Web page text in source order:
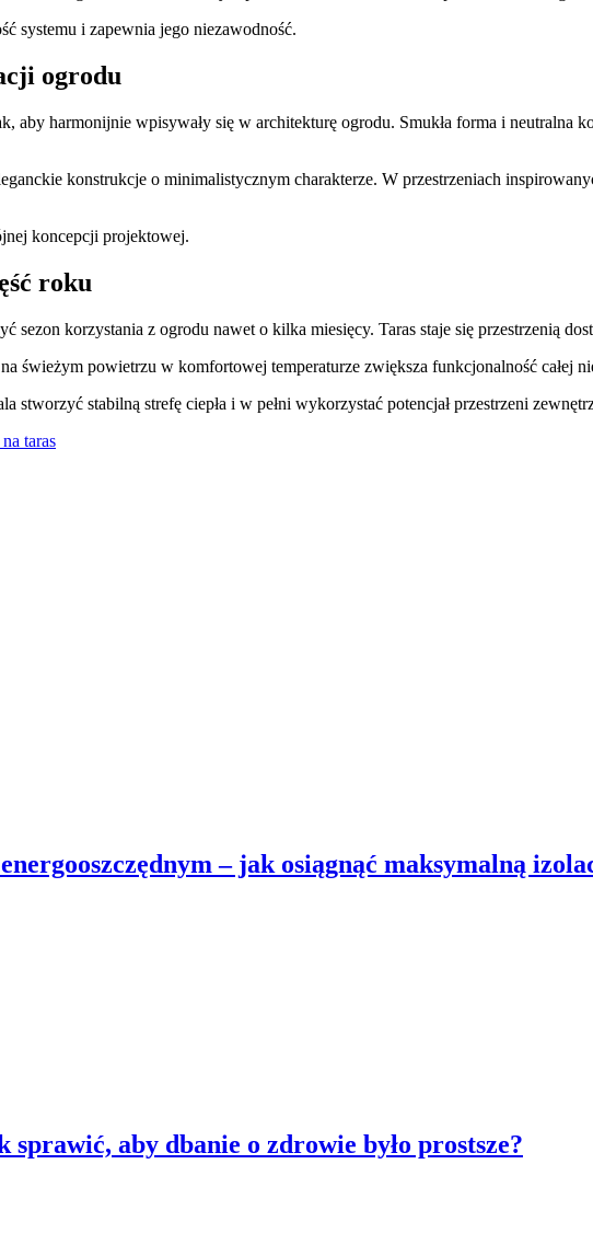
systemu i zapewnia jego niezawodność.
ogrodu
aby harmonijnie wpisywały się w architekturę ogrodu. Smukła forma i neutralna
konstrukcje o minimalistycznym charakterze. W przestrzeniach
koncepcji projektowej.
roku
sezon korzystania z ogrodu nawet o kilka miesięcy. Taras staje się przestrzenią
świeżym powietrzu w komfortowej temperaturze zwiększa funkcjonalność całej
stworzyć stabilną strefę ciepła i w pełni wykorzystać potencjał przestrzeni
taras
– jak osiągnąć maksymalną
aby dbanie o zdrowie było prostsze?